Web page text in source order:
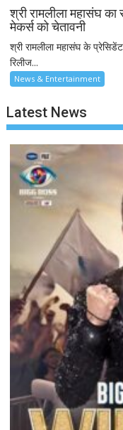
श्री रामलीला महासंघ
मेकर्स को चेतावनी
श्री रामलीला महासंघ के
रिलीज...
News & Entertainment
Latest News